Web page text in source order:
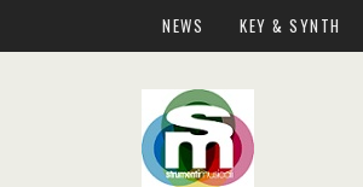
NEWS KEY & SYNTH